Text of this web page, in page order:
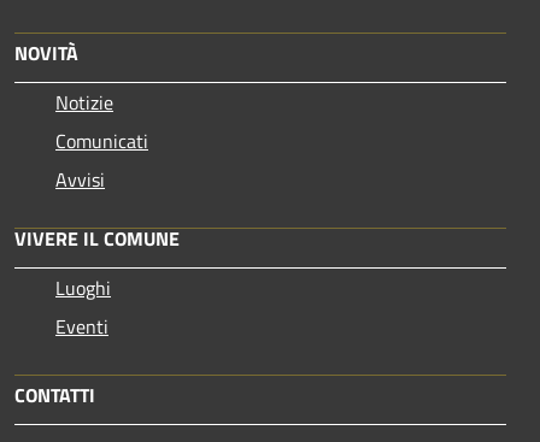
NOVITÀ
Notizie
Comunicati
Avvisi
VIVERE IL COMUNE
Luoghi
Eventi
CONTATTI